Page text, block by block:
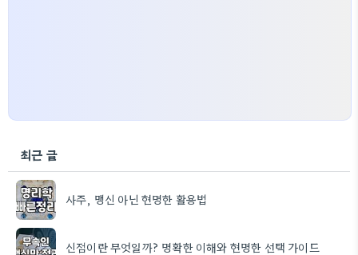
최근 글
사주, 맹신 아닌 현명한 활용법
신점이란 무엇일까? 명확한 이해와 현명한 선택 가이드